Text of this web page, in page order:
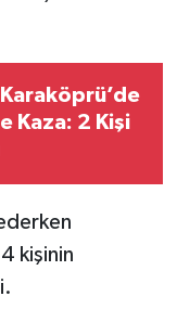
Kaza: 2 Kişi
kişinin